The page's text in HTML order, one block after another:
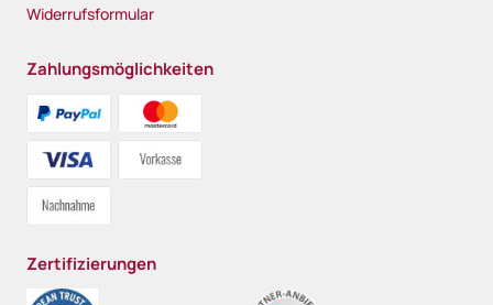
Widerrufsformular
Zahlungsmöglichkeiten
Zertifizierungen